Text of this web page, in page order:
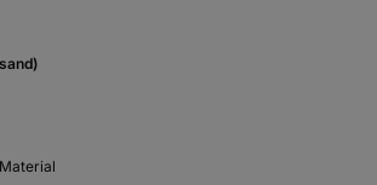
Material